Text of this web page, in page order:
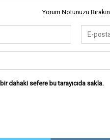
Yorum Notunuzu Bırakın
dahaki sefere bu tarayıcıda sakla.